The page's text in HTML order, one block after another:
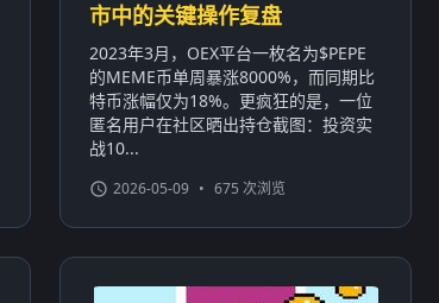
市中的关键操作复盘
2023年3月，OEX平台一枚名为$PEPE
的MEME币单周暴涨8000%，而同期比
特币涨幅仅为18%。更疯狂的是，一位
匿名用户在社区晒出持仓截图：投资实
战10...
2026-05-09 • 675 次浏览